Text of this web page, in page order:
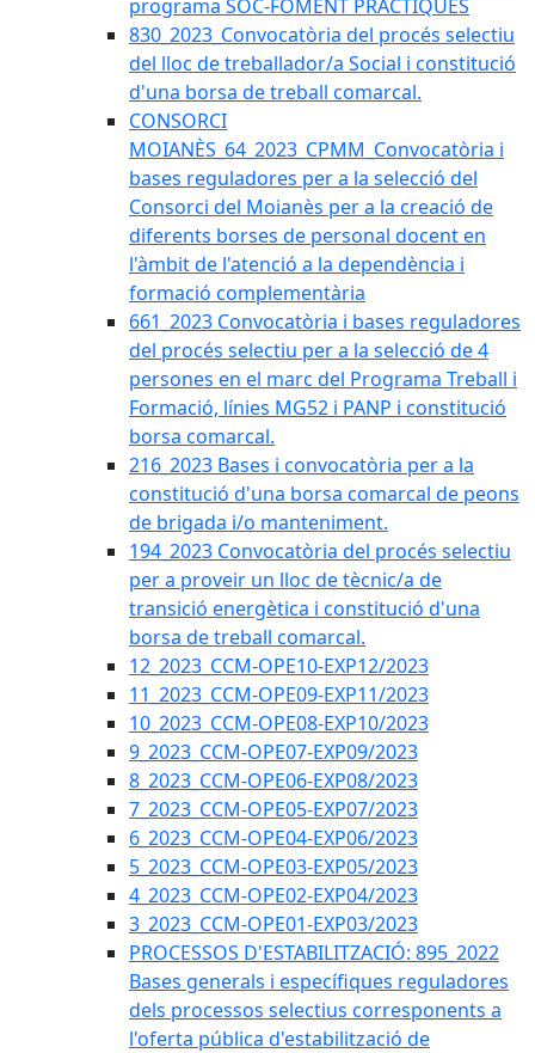
programa SOC-FOMENT PRÀCTIQUES
830_2023_Convocatòria del procés selectiu
del lloc de treballador/a Social i constitució
d'una borsa de treball comarcal.
CONSORCI
MOIANÈS_64_2023_CPMM_Convocatòria i
bases reguladores per a la selecció del
Consorci del Moianès per a la creació de
diferents borses de personal docent en
l'àmbit de l'atenció a la dependència i
formació complementària
661_2023 Convocatòria i bases reguladores
del procés selectiu per a la selecció de 4
persones en el marc del Programa Treball i
Formació, línies MG52 i PANP i constitució
borsa comarcal.
216_2023 Bases i convocatòria per a la
constitució d'una borsa comarcal de peons
de brigada i/o manteniment.
194_2023 Convocatòria del procés selectiu
per a proveir un lloc de tècnic/a de
transició energètica i constitució d'una
borsa de treball comarcal.
12_2023_CCM-OPE10-EXP12/2023
11_2023_CCM-OPE09-EXP11/2023
10_2023_CCM-OPE08-EXP10/2023
9_2023_CCM-OPE07-EXP09/2023
8_2023_CCM-OPE06-EXP08/2023
7_2023_CCM-OPE05-EXP07/2023
6_2023_CCM-OPE04-EXP06/2023
5_2023_CCM-OPE03-EXP05/2023
4_2023_CCM-OPE02-EXP04/2023
3_2023_CCM-OPE01-EXP03/2023
PROCESSOS D'ESTABILITZACIÓ: 895_2022
Bases generals i específiques reguladores
dels processos selectius corresponents a
l'oferta pública d'estabilització de